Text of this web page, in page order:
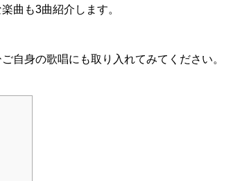
曲も3曲紹介します。
自身の歌唱にも取り入れてみてください。